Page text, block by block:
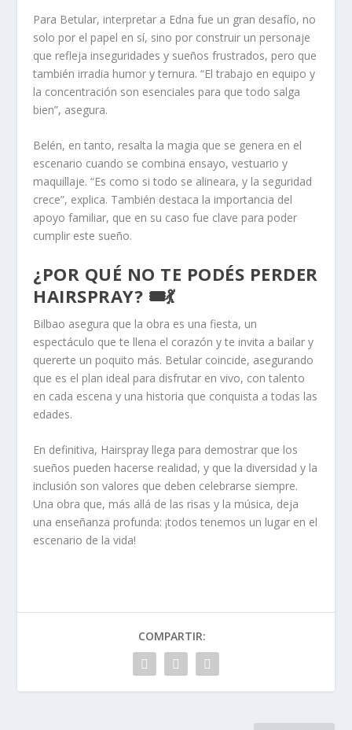
Para Betular, interpretar a Edna fue un gran desafío, no
solo por el papel en sí, sino por construir un personaje
que refleja inseguridades y sueños frustrados, pero que
también irradia humor y ternura. “El trabajo en equipo y
la concentración son esenciales para que todo salga
bien”, asegura.
Belén, en tanto, resalta la magia que se genera en el
escenario cuando se combina ensayo, vestuario y
maquillaje. “Es como si todo se alineara, y la seguridad
crece”, explica. También destaca la importancia del
apoyo familiar, que en su caso fue clave para poder
cumplir este sueño.
¿POR QUÉ NO TE PODÉS PERDER
HAIRSPRAY? 🎟️💃
Bilbao asegura que la obra es una fiesta, un
espectáculo que te llena el corazón y te invita a bailar y
quererte un poquito más. Betular coincide, asegurando
que es el plan ideal para disfrutar en vivo, con talento
en cada escena y una historia que conquista a todas las
edades.
En definitiva, Hairspray llega para demostrar que los
sueños pueden hacerse realidad, y que la diversidad y la
inclusión son valores que deben celebrarse siempre.
Una obra que, más allá de las risas y la música, deja
una enseñanza profunda: ¡todos tenemos un lugar en el
escenario de la vida!
COMPARTIR: